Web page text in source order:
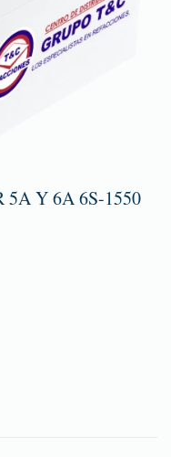
5A Y 6A 6S-1550